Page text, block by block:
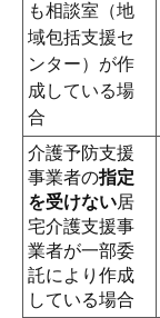
も相談室（地
域包括支援セ
ンター）が作
成している場
合
介護予防支援
事業者の指定
を受けない居
宅介護支援事
業者が一部委
託により作成
している場合